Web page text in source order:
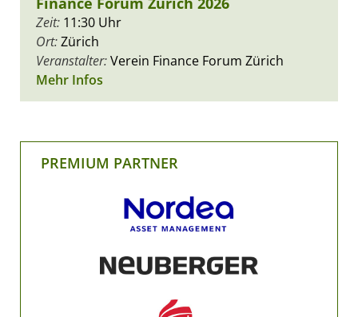
Zeit: 11:30 Uhr
Ort:Zürich
Veranstalter:Verein Finance Forum Zürich
Mehr Infos
PREMIUM PARTNER